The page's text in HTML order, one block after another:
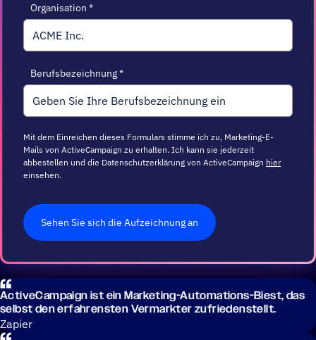
Organisation *
Berufsbezeichnung*
Mit dem Einreichen dieses Formulars stimme ich zu, Marketing-E-
Mails von ActiveCampaign zu erhalten. Ich kann sie jederzeit
abbestellen und die Datenschutzerklärung von ActiveCampaign hier
einsehen.
Sehen Sie sich die Aufzeichnung an
ActiveCampaign ist ein Marketing-Automations-Biest, das
selbst den erfahrensten Vermarkter zufriedenstellt.
Zapier